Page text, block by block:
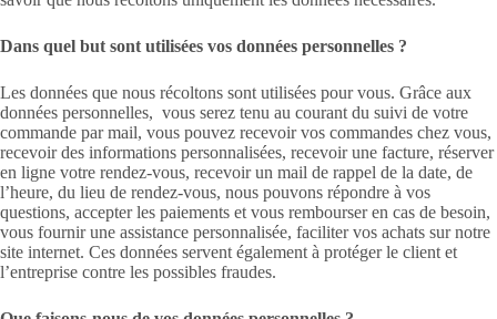
Dans quel but sont utilisées vos données personnelles ?
Les données que nous récoltons sont utilisées pour vous. Grâce aux
données personnelles, vous serez tenu au courant du suivi de votre
commande par mail, vous pouvez recevoir vos commandes chez vous,
recevoir des informations personnalisées, recevoir une facture, réserver
en ligne votre rendez-vous, recevoir un mail de rappel de la date, de
l’heure, du lieu de rendez-vous, nous pouvons répondre à vos
questions, accepter les paiements et vous rembourser en cas de besoin,
vous fournir une assistance personnalisée, faciliter vos achats sur notre
site internet. Ces données servent également à protéger le client et
l’entreprise contre les possibles fraudes.